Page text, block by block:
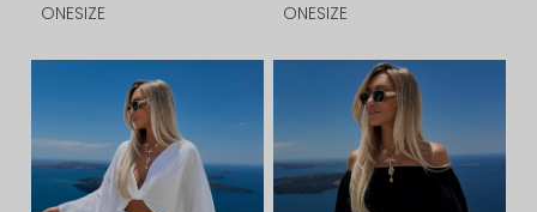
ů
ONESIZE ONESIZE